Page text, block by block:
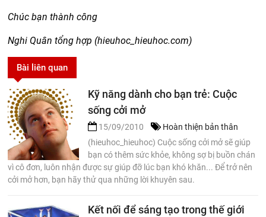
Chúc bạn thành công
Nghi Quân tổng hợp (hieuhoc_hieuhoc.com)
Bài liên quan
Kỹ năng dành cho bạn trẻ: Cuộc
sống cởi mở
15/09/2010
Hoàn thiện bản thân
(hieuhoc_hieuhoc) Cuộc sống cởi mở sẽ giúp
bạn có thêm sức khỏe, không sợ bị buồn chán
vì cô đơn, luôn nhận được sự giúp đỡ lúc bạn khó khăn... Để trở nên
cởi mở hơn, bạn hãy thử qua những lời khuyên sau.
Kết nối để sáng tạo trong thế giới